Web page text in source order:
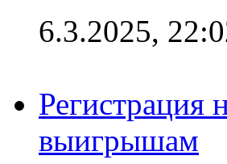
6.3.2025,
Регистрация
выигрышам